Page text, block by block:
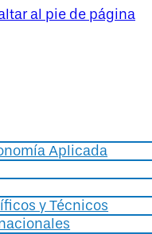
al pie de página
Aplicada
y Técnicos